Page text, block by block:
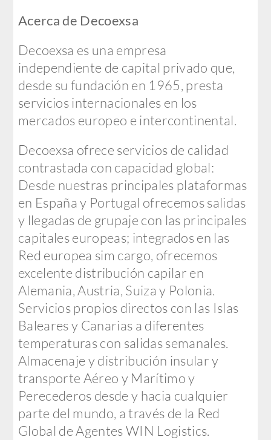
Acerca de Decoexsa
Decoexsa es una empresa
independiente de capital privado que,
desde su fundación en 1965, presta
servicios internacionales en los
mercados europeo e intercontinental.
Decoexsa ofrece servicios de calidad
contrastada con capacidad global:
Desde nuestras principales plataformas
en España y Portugal ofrecemos salidas
y llegadas de grupaje con las principales
capitales europeas; integrados en las
Red europea sim cargo, ofrecemos
excelente distribución capilar en
Alemania, Austria, Suiza y Polonia.
Servicios propios directos con las Islas
Baleares y Canarias a diferentes
temperaturas con salidas semanales.
Almacenaje y distribución insular y
transporte Aéreo y Marítimo y
Perecederos desde y hacia cualquier
parte del mundo, a través de la Red
Global de Agentes WIN Logistics.